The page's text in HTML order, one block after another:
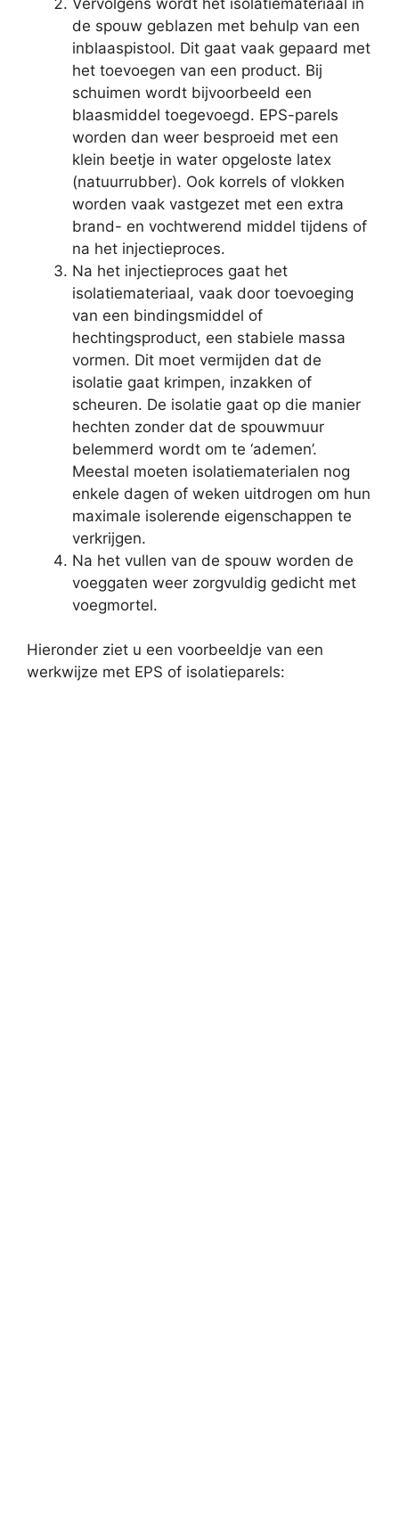
de spouw geblazen met behulp van een
inblaaspistool. Dit gaat vaak gepaard met
het toevoegen van een product. Bij
schuimen wordt bijvoorbeeld een
blaasmiddel toegevoegd. EPS-parels
worden dan weer besproeid met een
klein beetje in water opgeloste latex
(natuurrubber). Ook korrels of vlokken
worden vaak vastgezet met een extra
brand- en vochtwerend middel tijdens of
na het injectieproces.
Na het injectieproces gaat het
isolatiemateriaal, vaak door toevoeging
van een bindingsmiddel of
hechtingsproduct, een stabiele massa
vormen. Dit moet vermijden dat de
isolatie gaat krimpen, inzakken of
scheuren. De isolatie gaat op die manier
hechten zonder dat de spouwmuur
belemmerd wordt om te ‘ademen’.
Meestal moeten isolatiematerialen nog
enkele dagen of weken uitdrogen om hun
maximale isolerende eigenschappen te
verkrijgen.
Na het vullen van de spouw worden de
voeggaten weer zorgvuldig gedicht met
voegmortel.
Hieronder ziet u een voorbeeldje van een
werkwijze met EPS of isolatieparels: